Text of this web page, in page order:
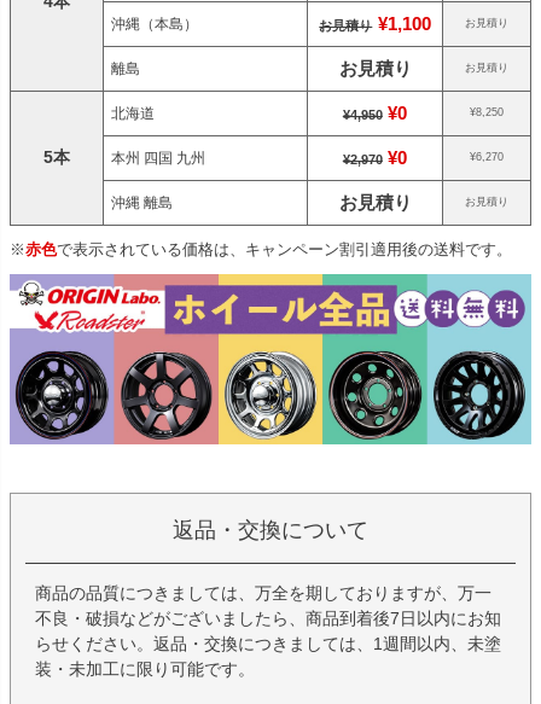
沖縄（本島） お見積り ¥1,100 お見積り
離島 お見積り お見積り
5本
北海道 ¥4,950 ¥0 ¥8,250
本州 四国 九州 ¥2,970 ¥0 ¥6,270
沖縄 離島 お見積り お見積り
※赤色で表示されている価格は、キャンペーン割引適用後の送料です。
返品・交換について
商品の品質につきましては、万全を期しておりますが、万一
不良・破損などがございましたら、商品到着後7日以内にお知
らせください。返品・交換につきましては、1週間以内、未塗
装・未加工に限り可能です。